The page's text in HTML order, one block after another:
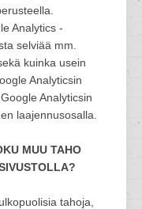
Analytics -
selviää mm.
kuinka usein
Analyticsin
. Google Analyticsin
laajennusosalla.
MUU TAHO
tahoja,